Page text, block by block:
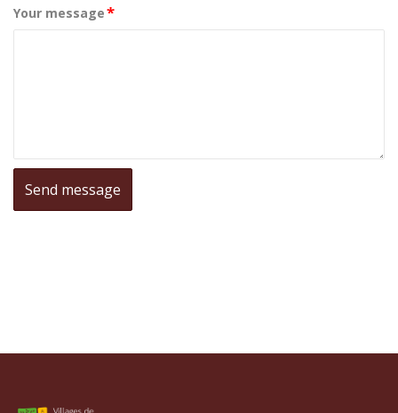
Your message*